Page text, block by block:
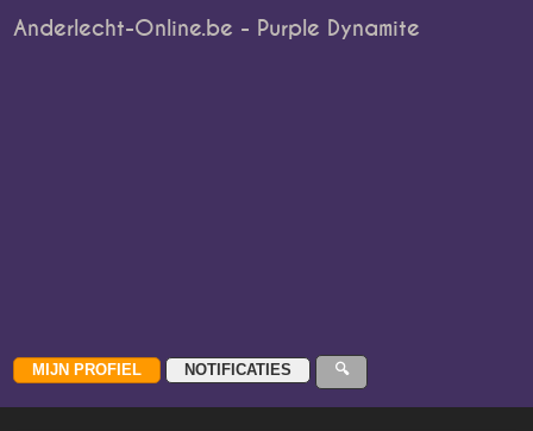
Anderlecht-Online.be - Purple Dynamite